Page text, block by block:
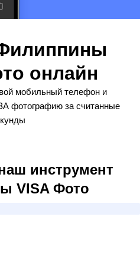
онлайн
мобильный телефон и
фотографию за считанные
инструмент
VISA Фото